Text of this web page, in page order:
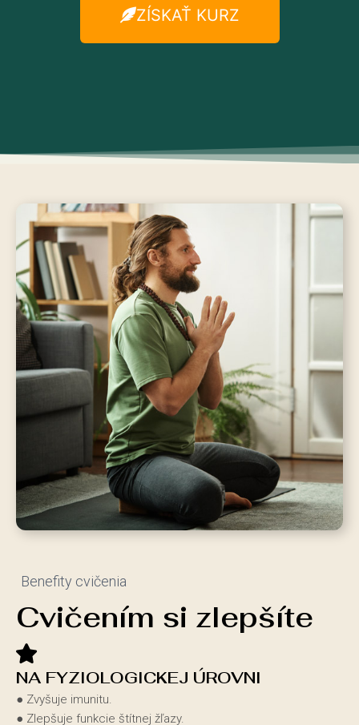
ZÍSKAŤ KURZ
Benefity cvičenia
Cvičením si zlepšíte
NA FYZIOLOGICKEJ ÚROVNI
● Zvyšuje imunitu.
● Zlepšuje funkcie štítnej žľazy.